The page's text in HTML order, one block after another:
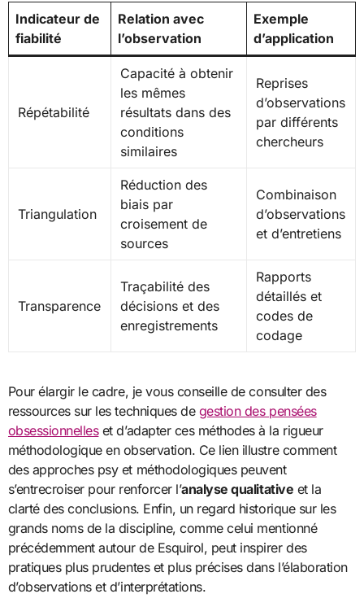
Indicateur de
fiabilité
Relation avec
l’observation
Exemple
d’application
Répétabilité
Capacité à obtenir
les mêmes
résultats dans des
conditions
similaires
Reprises
d’observations
par différents
chercheurs
Triangulation
Réduction des
biais par
croisement de
sources
Combinaison
d’observations
et d’entretiens
Transparence
Traçabilité des
décisions et des
enregistrements
Rapports
détaillés et
codes de
codage
Pour élargir le cadre, je vous conseille de consulter des
ressources sur les techniques de gestion des pensées
obsessionnelleset d’adapter ces méthodes à la rigueur
méthodologique en observation. Ce lien illustre comment
des approches psy et méthodologiques peuvent
s’entrecroiser pour renforcer l’analyse qualitative et la
clarté des conclusions. Enfin, un regard historique sur les
grands noms de la discipline, comme celui mentionné
précédemment autour de Esquirol, peut inspirer des
pratiques plus prudentes et plus précises dans l’élaboration
d’observations et d’interprétations.